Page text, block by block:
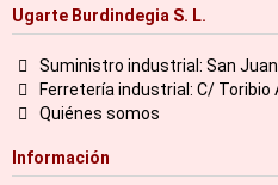
Ugarte Burdindegia S. L.
Suministro industrial: San
Ferretería industrial: C/ Toribio
Quiénes somos
Información